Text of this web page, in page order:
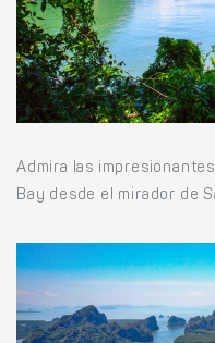
Admira las
Bay desde el mirador de